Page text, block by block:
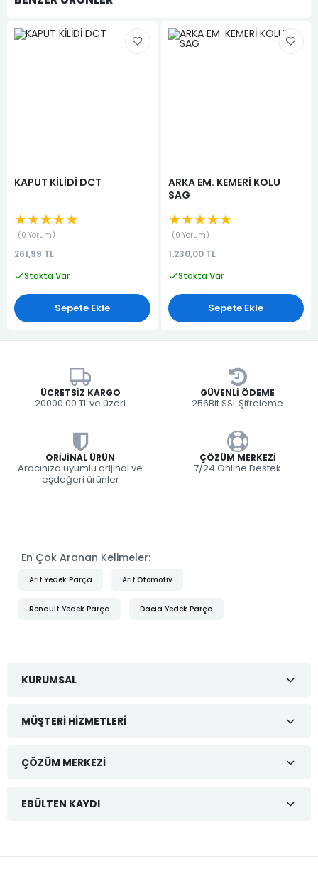
KAPUT KİLİDİ DCT
★★★★★
0 Yorum
261,99 TL
Stokta Var
Sepete Ekle
ARKA EM. KEMERİ KOLU
SAG
★★★★★
0 Yorum
1.230,00 TL
Stokta Var
Sepete Ekle
ÜCRETSIZ KARGO
20000.00 TL ve üzeri
GÜVENLI ÖDEME
256Bit SSL Şifreleme
ORIJINAL ÜRÜN
Aracınıza uyumlu orijinal ve
eşdeğeri ürünler
ÇÖZÜM MERKEZI
7/24 Online Destek
En Çok Aranan Kelimeler:
Arif Yedek Parça Arif Otomotiv
Renault Yedek Parça Dacia Yedek Parça
KURUMSAL
MÜŞTERI HIZMETLERI
ÇÖZÜM MERKEZI
EBÜLTEN KAYDI